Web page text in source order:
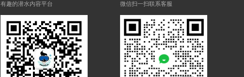
有趣的潜水内容平台 微信扫一扫联系客服